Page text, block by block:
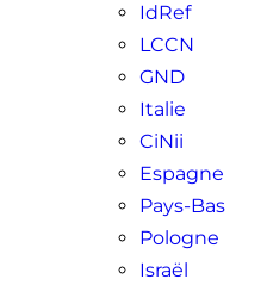
IdRef
LCCN
GND
Italie
CiNii
Espagne
Pays-Bas
Pologne
Israël